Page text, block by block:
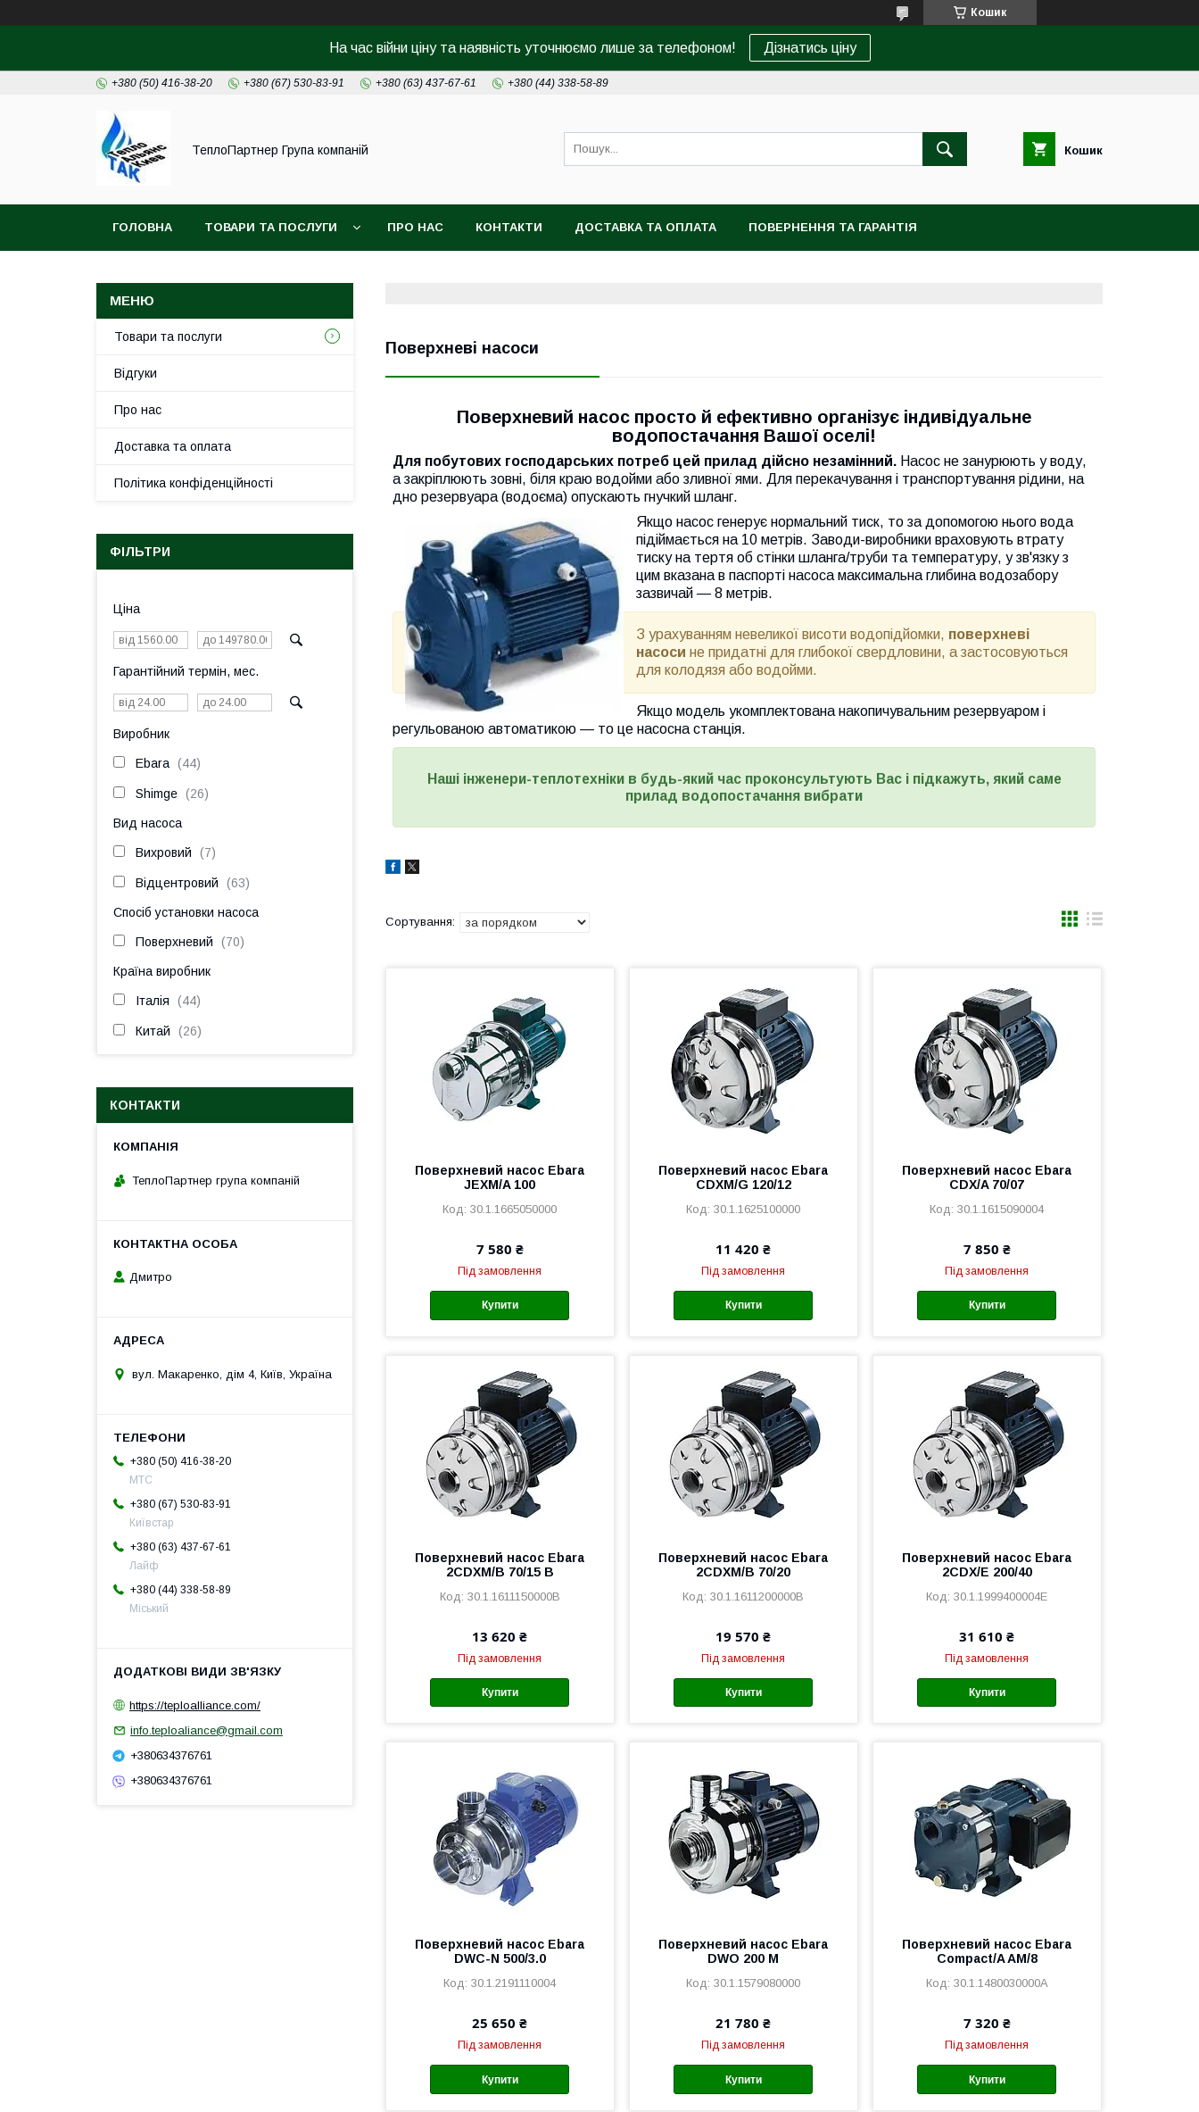
Кошик
На час війни ціну та наявність уточнюємо лише за телефоном! Дізнатись ціну
+380 (50) 416-38-20 +380 (67) 530-83-91 +380 (63) 437-67-61 +380 (44) 338-58-89
ТеплоПартнер Група компаній Кошик
ГОЛОВНА ТОВАРИ ТА ПОСЛУГИ ПРО НАС КОНТАКТИ ДОСТАВКА ТА ОПЛАТА ПОВЕРНЕННЯ ТА ГАРАНТІЯ
Поверхневі насоси
Поверхневий насос просто й ефективно організує індивідуальне
водопостачання Вашої оселі!
Для побутових господарських потреб цей прилад дійсно незамінний. Насос не занурюють у воду,
а закріплюють зовні, біля краю водойми або зливної ями. Для перекачування і транспортування рідини, на
дно резервуара (водоєма) опускають гнучкий шланг.
Якщо насос генерує нормальний тиск, то за допомогою нього вода
підіймається на 10 метрів. Заводи-виробники враховують втрату
тиску на тертя об стінки шланга/труби та температуру, у зв'язку з
цим вказана в паспорті насоса максимальна глибина водозабору
зазвичай — 8 метрів.
З урахуванням невеликої висоти водопідйомки, поверхневі
насоси не придатні для глибокої свердловини, а застосовуються
для колодязя або водойми.
Якщо модель укомплектована накопичувальним резервуаром і
регульованою автоматикою — то це насосна станція.
Наші інженери-теплотехніки в будь-який час проконсультують Вас і підкажуть, який саме
прилад водопостачання вибрати
Поверхневий насос Ebara
JEXM/A 100
30.1.1665050000
7 580 ₴
Під замовлення
Купити
Поверхневий насос Ebara
CDXM/G 120/12
30.1.1625100000
11 420 ₴
Під замовлення
Купити
Поверхневий насос Ebara
CDX/A 70/07
30.1.1615090004
7 850 ₴
Під замовлення
Купити
Поверхневий насос Ebara
2CDXM/B 70/15 B
30.1.1611150000B
13 620 ₴
Під замовлення
Купити
Поверхневий насос Ebara
2CDXM/B 70/20
30.1.1611200000B
19 570 ₴
Під замовлення
Купити
Поверхневий насос Ebara
2CDX/E 200/40
30.1.1999400004E
31 610 ₴
Під замовлення
Купити
Поверхневий насос Ebara
DWC-N 500/3.0
30.1.2191110004
25 650 ₴
Під замовлення
Купити
Поверхневий насос Ebara
DWO 200 M
30.1.1579080000
21 780 ₴
Під замовлення
Купити
Поверхневий насос Ebara
Compact/A AM/8
30.1.1480030000A
7 320 ₴
Під замовлення
Купити
Товари та послуги
Відгуки
Про нас
Доставка та оплата
Політика конфіденційності
ФІЛЬТРИ
Ціна
Гарантійний термін, мес.
Виробник
Ebara 44
Shimge 26
Вид насоса
Вихровий 7
Відцентровий 63
Спосіб установки насоса
Поверхневий 70
Країна виробник
Італія 44
Китай 26
КОНТАКТИ
ТеплоПартнер група компаній
Дмитро
вул. Макаренко, дім 4, Київ, Україна
+380 (50) 416-38-20
МТС
+380 (67) 530-83-91
Київстар
+380 (63) 437-67-61
Лайф
+380 (44) 338-58-89
Міський
https://teploalliance.com/
info.teploaliance@gmail.com
+380634376761
+380634376761